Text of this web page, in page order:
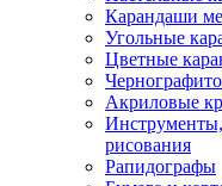
Карандаши
Угольные
Цветные
Акриловые
рисования
Рапидографы